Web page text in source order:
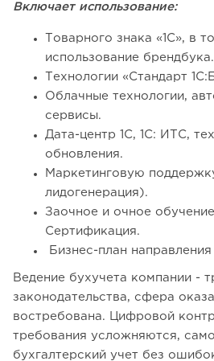
Включает использование:
Товарного знака «1С», в
использование брендбука.
Технологии «Стандарт
Облачные технологии,
сервисы.
Дата-центр 1С, 1С: ИТС,
обновления.
Маркетинговую
лидогенерация).
Заочное и очное
Сертификация.
Бизнес-план
Ведение бухучета компании -
законодательства, сфера
востребована. Цифровой
требования усложняются,
бухгалтерский учет без